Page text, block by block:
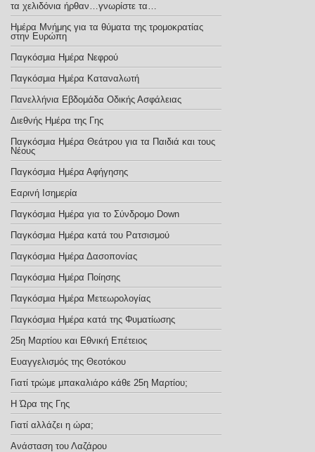
τα χελιδόνια ήρθαν…γνωρίστε τα…
Ημέρα Μνήμης για τα θύματα της τρομοκρατίας
στην Ευρώπη
Παγκόσμια Ημέρα Νεφρού
Παγκόσμια Ημέρα Καταναλωτή
Πανελλήνια Εβδομάδα Οδικής Ασφάλειας
Διεθνής Ημέρα της Γης
Παγκόσμια Ημέρα Θεάτρου για τα Παιδιά και τους
Νέους
Παγκόσμια Ημέρα Αφήγησης
Εαρινή Ισημερία
Παγκόσμια Ημέρα για το Σύνδρομο Down
Παγκόσμια Ημέρα κατά του Ρατσισμού
Παγκόσμια Ημέρα Δασοπονίας
Παγκόσμια Ημέρα Ποίησης
Παγκόσμια Ημέρα Μετεωρολογίας
Παγκόσμια Ημέρα κατά της Φυματίωσης
25η Μαρτίου και Εθνική Επέτειος
Ευαγγελισμός της Θεοτόκου
Γιατί τρώμε μπακαλιάρο κάθε 25η Μαρτίου;
Η Ώρα της Γης
Γιατί αλλάζει η ώρα;
Ανάσταση του Λαζάρου